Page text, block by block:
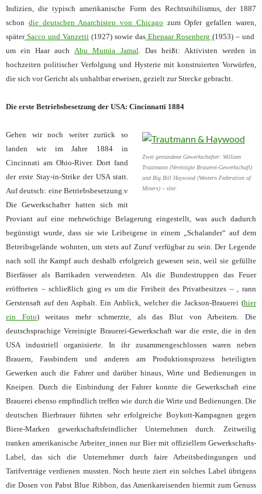
Indizien, die typisch amerikanische Form des Rechtsnihilismus, der 1887
schon die deutschen Anarchisten von Chicago zum Opfer gefallen waren,
späterSacco und Vanzetti (1927) sowie das Ehepaar Rosenberg (1953) – und
um ein Haar auchAbu Mumia Jamal. Das heißt: Aktivisten werden in
hochzeiten politischer Verfolgung und Hysterie mit konstruierten Vorwürfen,
die sich vor Gericht als unhaltbar erweisen, gezielt zur Strecke gebracht.
Die erste Betriebsbesetzung der USA: Cincinnatti 1884
Zwei gestandene Gewerkschafter: William
Trautmann (Vereinigte Brauerei-Gewerkschaft)
und Big Bill Haywood (Western Federation of
Miners) – vlnr.
Gehen wir noch weiter zurück so
landen wir im Jahre 1884 in
Cincinnati am Ohio-River. Dort fand
der erste Stay-in-Strike der USA statt.
Auf deutsch: eine Betriebsbesetzung.v
Die Gewerkschafter hatten sich mit
Proviant auf eine mehrwöchige Belagerung eingestellt, was auch dadurch
begünstigt wurde, dass sie wie Leibeigene in einem „Schalander“ auf dem
Betreibsgelände wohnten, um stets auf Zuruf verfügbar zu sein. Der Legende
nach soll ihr Kampf auch deshalb erfolgreich gewesen sein, weil sie gefüllte
Bierfässer als Barrikaden verwendeten. Als die Bundestruppen das Feuer
eröffneten – schließlich ging es um die Freiheit des Privatbesitzes – , rann
Gerstensaft auf den Asphalt. Ein Anblick, welcher die Jackson-Brauerei (hier
ein Foto) weitaus mehr schmerzte, als das Blut von Arbeitern. Die
deutschsprachige Vereinigte Brauerei-Gewerkschaft war die erste, die in den
USA industriell organisierte. In ihr zusammengeschlossen waren neben
Brauern, Fassbindern und anderen am Produktionsprozess beteiligten
Gewerken auch die Fahrer und darüber hinaus, Wirte und Bedienungen in
Kneipen. Durch die Einbindung der Fahrer konnte die Gewerkschaft eine
Brauerei ebenso empfindlich treffen wie durch die Wirte und Bedienungen. Die
deutschen Bierbrauer führten sehr erfolgreiche Boykott-Kampagnen gegen
Biere-Marken gewerkschaftsfeindlicher Unternehmen durch. Zeitweilig
tranken amerikanische Arbeiter_innen nur Bier mit offiziellem Gewerkschafts-
Label, das sich die Unternehmer durch faire Arbeitsbedingungen und
Tarifverträge verdienen mussten. Noch heute ziert ein solches Label übrigens
die Dosen von Pabst Blue Ribbon, das Amerikareisenden hiermit zum Genuss